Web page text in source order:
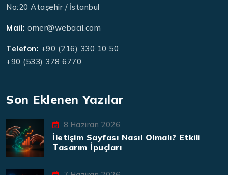
No:20 Ataşehir / İstanbul
Mail: omer@webacil.com
Telefon: +90 (216) 330 10 50
+90 (533) 378 6770
Son Eklenen Yazılar
8 Haziran 2026
İletişim Sayfası Nasıl Olmalı? Etkili
Tasarım İpuçları